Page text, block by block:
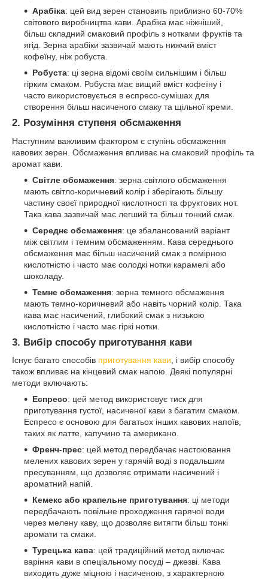
Арабіка: цей вид зерен становить приблизно 60-70%
світового виробництва кави. Арабіка має ніжніший,
більш складний смаковий профіль з нотками фруктів та
ягід. Зерна арабіки зазвичай мають нижчий вміст
кофеїну, ніж робуста.
Робуста: ці зерна відомі своїм сильнішим і більш
гірким смаком. Робуста має вищий вміст кофеїну і
часто використовується в еспресо-сумішах для
створення більш насиченого смаку та щільної креми.
2. Розуміння ступеня обсмаження
Наступним важливим фактором є ступінь обсмаження
кавових зерен. Обсмаження впливає на смаковий профіль та
аромат кави.
Світле обсмаження: зерна світлого обсмаження
мають світло-коричневий колір і зберігають більшу
частину своєї природної кислотності та фруктових нот.
Така кава зазвичай має легший та більш тонкий смак.
Середнє обсмаження: це збалансований варіант
між світлим і темним обсмаженням. Кава середнього
обсмаження має більш насичений смак з помірною
кислотністю і часто має солодкі нотки карамелі або
шоколаду.
Темне обсмаження: зерна темного обсмаження
мають темно-коричневий або навіть чорний колір. Така
кава має насичений, глибокий смак з низькою
кислотністю і часто має гіркі нотки.
3. Вибір способу приготування кави
Існує багато способів приготування кави, і вибір способу
також впливає на кінцевий смак напою. Деякі популярні
методи включають:
Еспресо: цей метод використовує тиск для
приготування густої, насиченої кави з багатим смаком.
Еспресо є основою для багатьох інших кавових напоїв,
таких як латте, капучино та американо.
Френч-прес: цей метод передбачає настоювання
мелених кавових зерен у гарячій воді з подальшим
пресуванням, що дозволяє отримати насичений і
ароматний напій.
Кемекс або крапельне приготування: ці методи
передбачають повільне проходження гарячої води
через мелену каву, що дозволяє витягти більш тонкі
аромати та смаки.
Турецька кава: цей традиційний метод включає
варіння кави в спеціальному посуді – джезві. Кава
виходить дуже міцною і насиченою, з характерною